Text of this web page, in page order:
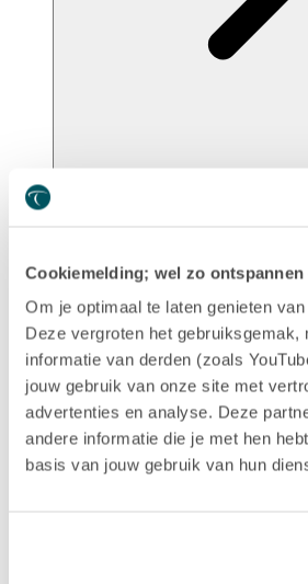
Cookiemelding; wel zo
Om je optimaal te laten genieten
Deze vergroten het gebruiksgemak,
informatie van derden (zoals
jouw gebruik van onze site met
advertenties en analyse. Deze
andere informatie die je met hen
basis van jouw gebruik van hun